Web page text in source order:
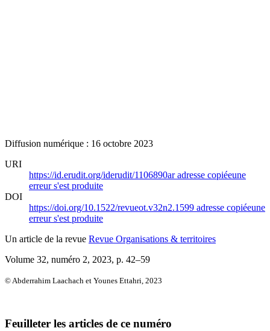
Diffusion numérique : 16 octobre 2023
URI
https://id.erudit.org/iderudit/1106890aradresse copiéeune
erreur s'est produite
DOI
https://doi.org/10.1522/revueot.v32n2.1599 adresse copiéeune
erreur s'est produite
Un article de la revue Revue Organisations & territoires
Volume 32, numéro 2, 2023, p. 42–59
© Abderrahim Laachach et Younes Ettahri, 2023
Feuilleter les articles de ce numéro